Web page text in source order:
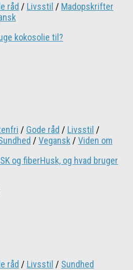
råd / Livsstil / Madopskrifter
kokosolie til?
/ Gode råd / Livsstil /
/ Vegansk/ Viden om
og fiberHusk, og hvad bruger
råd / Livsstil / Sundhed